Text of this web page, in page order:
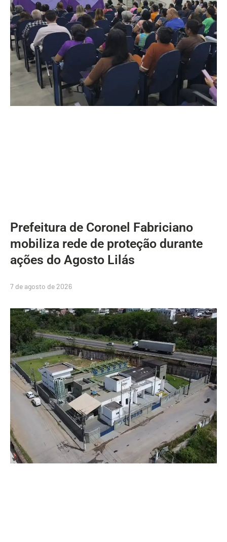
Prefeitura de Coronel Fabriciano
mobiliza rede de proteção durante
ações do Agosto Lilás
7 de agosto de 2026